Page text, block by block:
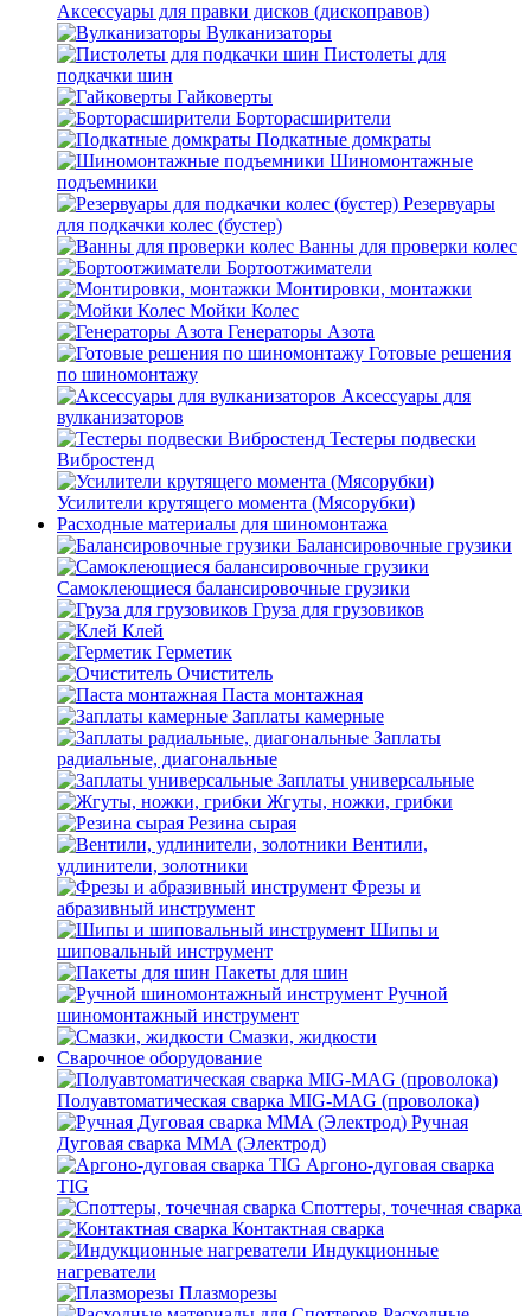
Аксессуары для правки дисков (дископравов)
Вулканизаторы
Пистолеты для
подкачки шин
Гайковерты
Борторасширители
Подкатные домкраты
Шиномонтажные
подъемники
Резервуары
для подкачки колес (бустер)
Ванны для проверки колес
Бортоотжиматели
Монтировки, монтажки
Мойки Колес
Генераторы Азота
Готовые решения
по шиномонтажу
Аксессуары для
вулканизаторов
Тестеры подвески
Вибростенд
Усилители крутящего момента (Мясорубки)
Расходные материалы для шиномонтажа
Балансировочные грузики
Самоклеющиеся балансировочные грузики
Груза для грузовиков
Клей
Герметик
Очиститель
Паста монтажная
Заплаты камерные
Заплаты
радиальные, диагональные
Заплаты универсальные
Жгуты, ножки, грибки
Резина сырая
Вентили,
удлинители, золотники
Фрезы и
абразивный инструмент
Шипы и
шиповальный инструмент
Пакеты для шин
Ручной
шиномонтажный инструмент
Смазки, жидкости
Сварочное оборудование
Полуавтоматическая сварка MIG-MAG (проволока)
Ручная
Дуговая сварка MMA (Электрод)
Аргоно-дуговая сварка
TIG
Споттеры, точечная сварка
Контактная сварка
Индукционные
нагреватели
Плазморезы